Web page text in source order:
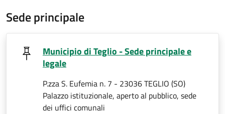
Sede principale
Municipio di Teglio - Sede principale e
legale
P.zza S. Eufemia n. 7 - 23036 TEGLIO (SO)
Palazzo istituzionale, aperto al pubblico, sede
dei uffici comunali